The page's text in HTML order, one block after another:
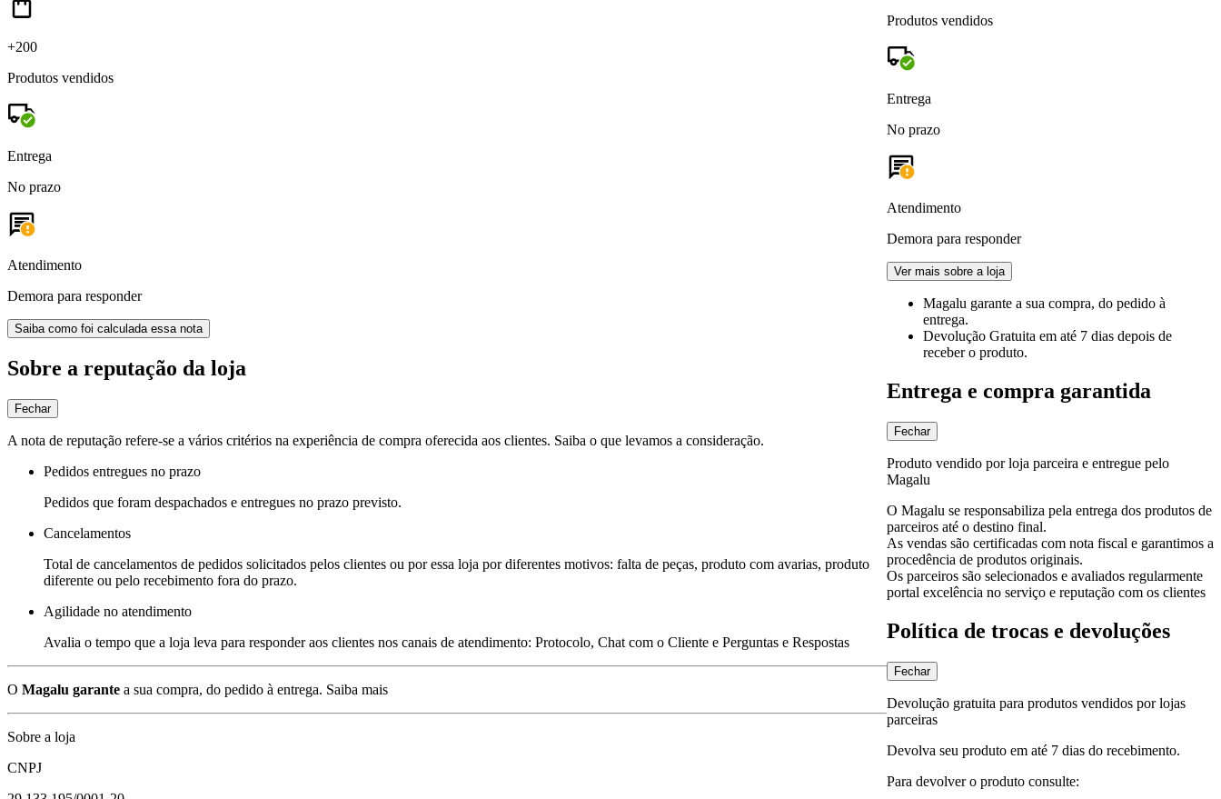
+200
Produtos vendidos
Entrega
No prazo
Atendimento
Demora para responder
Saiba como foi calculada essa nota
Sobre a reputação da loja
Fechar
A nota de reputação refere-se a vários critérios na experiência de compra oferecida aos clientes. Saiba o que levamos a consideração.
Pedidos entregues no prazo
Pedidos que foram despachados e entregues no prazo previsto.
Cancelamentos
Total de cancelamentos de pedidos solicitados pelos clientes ou por essa loja por diferentes motivos: falta de peças, produto com avarias, produto
diferente ou pelo recebimento fora do prazo.
Agilidade no atendimento
Avalia o tempo que a loja leva para responder aos clientes nos canais de atendimento: Protocolo, Chat com o Cliente e Perguntas e Respostas
O Magalu garante a sua compra, do pedido à entrega. Saiba mais
Sobre a loja
CNPJ
Produtos vendidos
Entrega
No prazo
Atendimento
Demora para responder
Ver mais sobre a loja
Magalu garante a sua compra, do pedido à
entrega.
Devolução Gratuita em até 7 dias depois de
receber o produto.
Entrega e compra garantida
Fechar
Produto vendido por loja parceira e entregue pelo
Magalu
O Magalu se responsabiliza pela entrega dos produtos de
parceiros até o destino final.
As vendas são certificadas com nota fiscal e garantimos a
procedência de produtos originais.
Os parceiros são selecionados e avaliados regularmente
portal excelência no serviço e reputação com os clientes
Política de trocas e devoluções
Fechar
Devolução gratuita para produtos vendidos por lojas
parceiras
Devolva seu produto em até 7 dias do recebimento.
Para devolver o produto consulte: